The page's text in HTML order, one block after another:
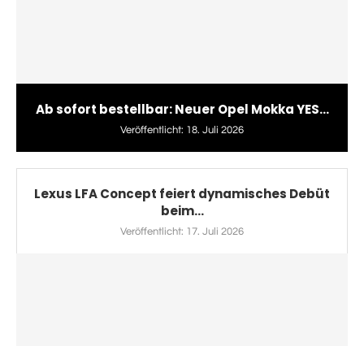
Ab sofort bestellbar: Neuer Opel Mokka YES...
Veröffentlicht: 18. Juli 2026
Lexus LFA Concept feiert dynamisches Debüt
beim...
Veröffentlicht: 17. Juli 2026